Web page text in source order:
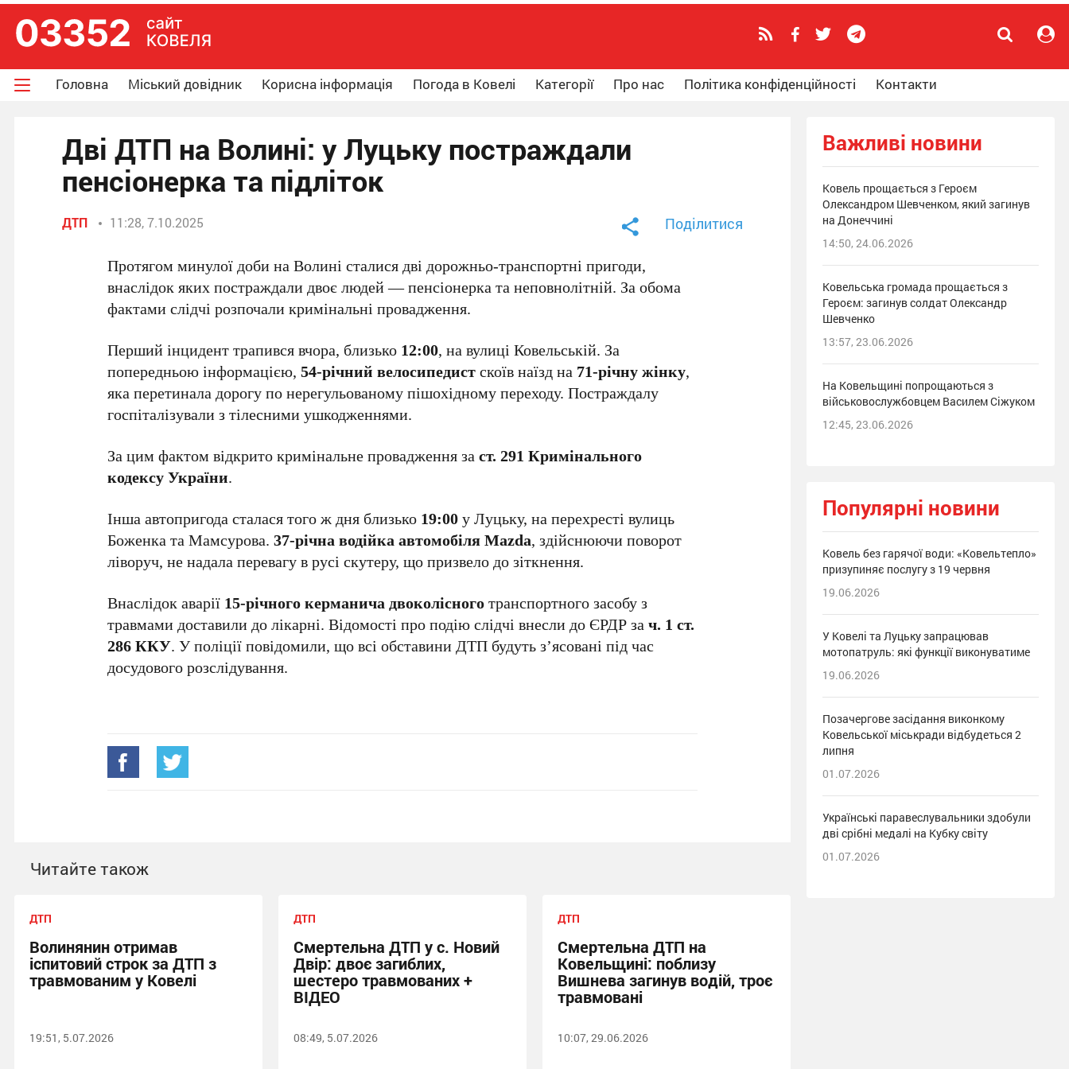
Головна Міський довідник Корисна інформація Погода в Ковелі Категорії Про нас Політика конфіденційності Контакти
Дві ДТП на Волині: у Луцьку постраждали
пенсіонерка та підліток
ДТП 11:28, 7.10.2025 Поділитися
Протягом минулої доби на Волині сталися дві дорожньо-транспортні пригоди,
внаслідок яких постраждали двоє людей — пенсіонерка та неповнолітній. За обома
фактами слідчі розпочали кримінальні провадження.
Перший інцидент трапився вчора, близько 12:00, на вулиці Ковельській. За
попередньою інформацією,54-річний велосипедистскоїв наїзд на 71-річну жінку,
яка перетинала дорогу по нерегульованому пішохідному переходу. Постраждалу
госпіталізували з тілесними ушкодженнями.
За цим фактом відкрито кримінальне провадження заст. 291 Кримінального
кодексу України.
Інша автопригода сталася того ж дня близько 19:00у Луцьку, на перехресті вулиць
Боженка та Мамсурова.37-річна водійка автомобіля Mazda, здійснюючи поворот
ліворуч, не надала перевагу в русі скутеру, що призвело до зіткнення.
Внаслідок аварії 15-річного керманича двоколісноготранспортного засобу з
травмами доставили до лікарні. Відомості про подію слідчі внесли до ЄРДР зач. 1 ст.
286 ККУ. У поліції повідомили, що всі обставини ДТП будуть з’ясовані під час
досудового розслідування.
Читайте також
ДТП
Волинянин отримав
іспитовий строк за ДТП з
травмованим у Ковелі
19:51, 5.07.2026
ДТП
Смертельна ДТП у с. Новий
Двір: двоє загиблих,
шестеро травмованих +
ВІДЕО
08:49, 5.07.2026
ДТП
Смертельна ДТП на
Ковельщині: поблизу
Вишнева загинув водій, троє
травмовані
10:07, 29.06.2026
Важливі новини
Ковель прощається з Героєм
Олександром Шевченком, який загинув
на Донеччині
14:50, 24.06.2026
Ковельська громада прощається з
Героєм: загинув солдат Олександр
Шевченко
13:57, 23.06.2026
На Ковельщині попрощаються з
військовослужбовцем Василем Сіжуком
12:45, 23.06.2026
Популярні новини
Ковель без гарячої води: «Ковельтепло»
призупиняє послугу з 19 червня
19.06.2026
У Ковелі та Луцьку запрацював
мотопатруль: які функції виконуватиме
19.06.2026
Позачергове засідання виконкому
Ковельської міськради відбудеться 2
липня
01.07.2026
Українські паравеслувальники здобули
дві срібні медалі на Кубку світу
01.07.2026